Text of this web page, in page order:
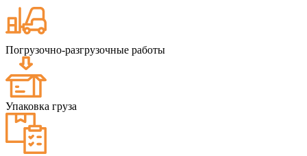
Погрузочно-разгрузочные работы
Упаковка груза